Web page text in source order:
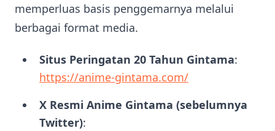
memperluas basis penggemarnya melalui
berbagai format media.
Situs Peringatan 20 Tahun Gintama:
https://anime-gintama.com/
X Resmi Anime Gintama (sebelumnya
Twitter):